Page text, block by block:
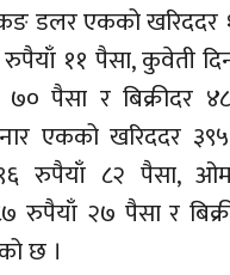
डलर एकको खरिददर
रुपैयाँ ११ पैसा, कुवेती
पैसा र बिक्रीदर
एकको खरिददर
रुपैयाँ ८२ पैसा,
रुपैयाँ २७ पैसा र
छ ।